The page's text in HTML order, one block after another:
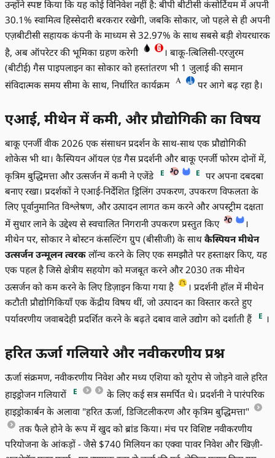
उन्होंने स्पष्ट किया कि यह कोई विनिवेश नहीं है: बीपी बीटीसी कंसोर्टियम में अपनी
30.1% स्वामित्व हिस्सेदारी बरकरार रखेगी, जबकि सोकार, जो पहले से ही अपनी
एज़बीटीसी सहायक कंपनी के माध्यम से 32.97% के साथ सबसे बड़ी शेयरधारक
है, अब ऑपरेटर की भूमिका ग्रहण करेगी
। बाकू-त्बिलिसी-एरज़ुरम
(बीटीई) गैस पाइपलाइन का सोकार को हस्तांतरण भी 1 जुलाई की समान
संविदात्मक समय सीमा के साथ, निर्धारित कार्यक्रम
पर आगे बढ़ रहा है।
एआई, मीथेन में कमी, और प्रौद्योगिकी का विषय
बाकू एनर्जी वीक 2026 एक संसाधन प्रदर्शन के साथ-साथ एक प्रौद्योगिकी
शोकेस भी था। कैस्पियन ऑयल एंड गैस प्रदर्शनी और बाकू एनर्जी फोरम दोनों में,
कृत्रिम बुद्धिमत्ता और उत्सर्जन में कमी ने एजेंडे
E E
पर अपना दबदबा
बनाए रखा। प्रदर्शकों ने एआई-निर्देशित ड्रिलिंग उपकरण, उपकरण विफलता के
लिए पूर्वानुमानित विश्लेषण, और उत्पादन लागत कम करने और अपस्ट्रीम दक्षता
में सुधार लाने के उद्देश्य से स्वचालित निगरानी उपकरण प्रस्तुत किए
।
मीथेन पर, सोकार ने बोस्टन कंसल्टिंग ग्रुप (बीसीजी) के साथ कैस्पियन मीथेन
उत्सर्जन उन्मूलन त्वरक लॉन्च करने के लिए एक समझौते पर हस्ताक्षर किए, यह
एक पहल है जिसे क्षेत्रीय सहयोग को मजबूत करने और 2030 तक मीथेन
उत्सर्जन को कम करने के लिए डिज़ाइन किया गया है
। प्रदर्शनी हॉल में मीथेन
कटौती प्रौद्योगिकियाँ एक केंद्रीय विषय थीं, जो उत्पादन का विस्तार करते हुए
पर्यावरणीय जवाबदेही प्रदर्शित करने के बढ़ते दबाव वाले उद्योग को दर्शाती हैं
E ।
हरित ऊर्जा गलियारे और नवीकरणीय प्रश्न
ऊर्जा संक्रमण, नवीकरणीय निवेश और मध्य एशिया को यूरोप से जोड़ने वाले हरित
हाइड्रोजन गलियारों
E
के लिए कई सत्र समर्पित थे। प्रदर्शनी ने पारंपरिक
हाइड्रोकार्बन के अलावा "हरित ऊर्जा, डिजिटलीकरण और कृत्रिम बुद्धिमत्ता"
तक फैले होने के रूप में खुद को ब्रांड किया। मंच पर विशिष्ट नवीकरणीय
परियोजना के आंकड़ों - जैसे $740 मिलियन का एक्वा पावर निवेश और खिज़ी-